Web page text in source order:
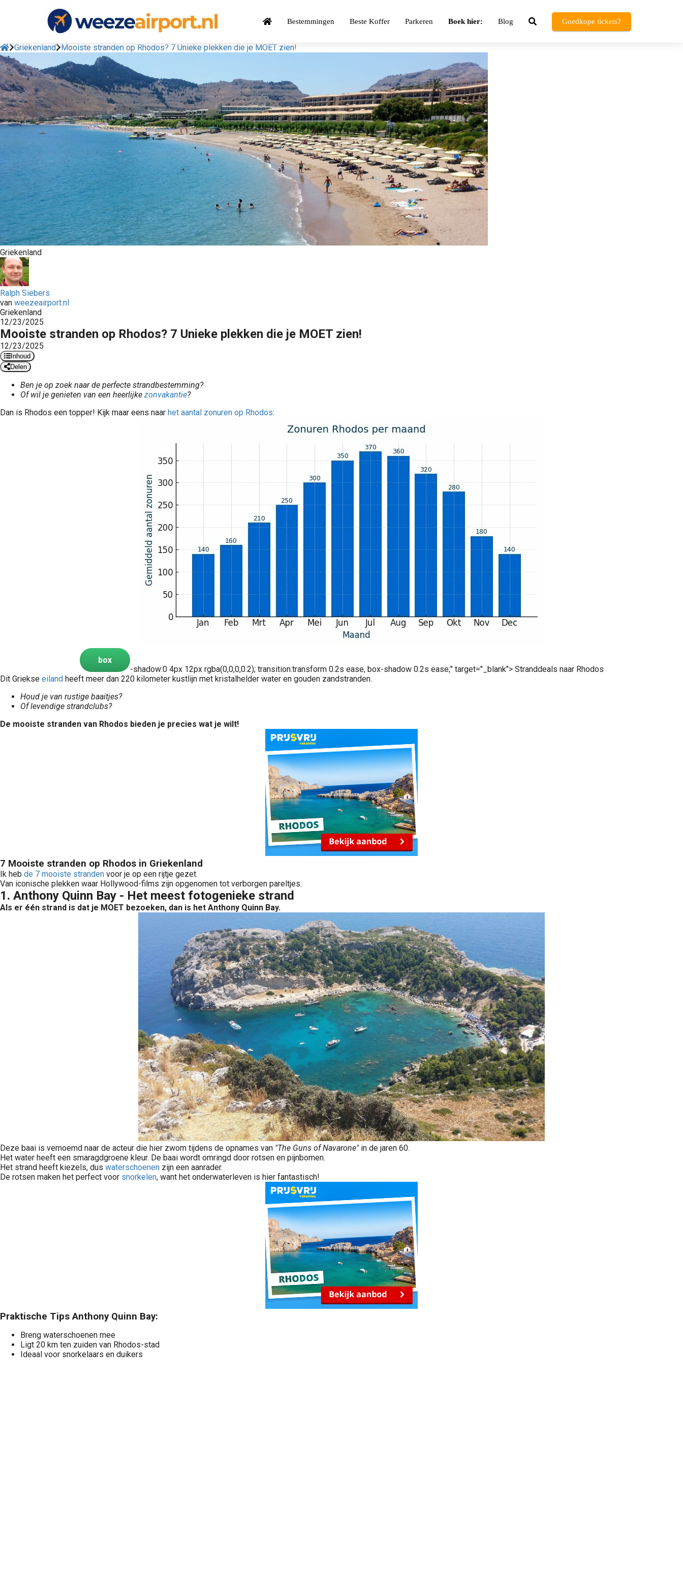
Bestemmingen Beste Koffer Parkeren Boek hier: Blog Goedkope tickets?
Griekenland Mooiste stranden op Rhodos? 7 Unieke plekken die je MOET zien!
Griekenland
Ralph Siebers
van weezeairport.nl
Griekenland
12/23/2025
Mooiste stranden op Rhodos? 7 Unieke plekken die je MOET zien!
12/23/2025
Inhoud
Delen
Ben je op zoek naar de perfecte strandbestemming?
Of wil je genieten van een heerlijke zonvakantie?
Dan is Rhodos een topper! Kijk maar eens naar het aantal zonuren op Rhodos:
box
-shadow:0 4px 12px rgba(0,0,0,0.2); transition:transform 0.2s ease, box-shadow 0.2s ease;" target="_blank"> Stranddeals naar Rhodos
Dit Griekse eiland heeft meer dan 220 kilometer kustlijn met kristalhelder water en gouden zandstranden.
Houd je van rustige baaitjes?
Of levendige strandclubs?
De mooiste stranden van Rhodos bieden je precies wat je wilt!
7 Mooiste stranden op Rhodos in Griekenland
Ik heb de 7 mooiste stranden voor je op een rijtje gezet.
Van iconische plekken waar Hollywood-films zijn opgenomen tot verborgen pareltjes.
1. Anthony Quinn Bay - Het meest fotogenieke strand
Als er één strand is dat je MOET bezoeken, dan is het Anthony Quinn Bay.
Deze baai is vernoemd naar de acteur die hier zwom tijdens de opnames van "The Guns of Navarone"in de jaren 60.
Het water heeft een smaragdgroene kleur. De baai wordt omringd door rotsen en pijnbomen.
Het strand heeft kiezels, dus waterschoenen zijn een aanrader.
De rotsen maken het perfect voor snorkelen, want het onderwaterleven is hier fantastisch!
Praktische Tips Anthony Quinn Bay:
Breng waterschoenen mee
Ligt 20 km ten zuiden van Rhodos-stad
Ideaal voor snorkelaars en duikers